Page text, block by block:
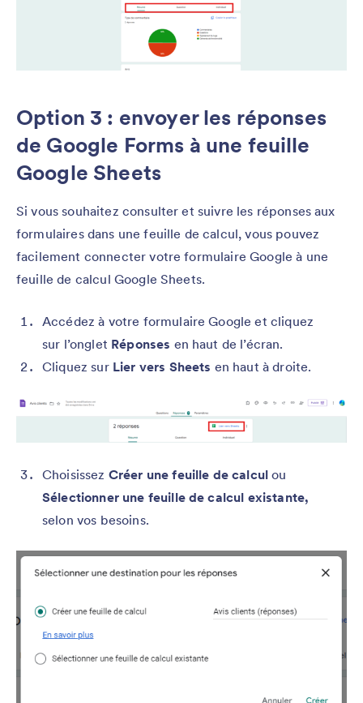
Option 3 : envoyer les réponses
de Google Forms à une feuille
Google Sheets
Si vous souhaitez consulter et suivre les réponses aux
formulaires dans une feuille de calcul, vous pouvez
facilement connecter votre formulaire Google à une
feuille de calcul Google Sheets.
Accédez à votre formulaire Google et cliquez
sur l’onglet Réponses en haut de l’écran.
Cliquez sur Lier vers Sheets en haut à droite.
Choisissez Créer une feuille de calcul ou
Sélectionner une feuille de calcul existante,
selon vos besoins.